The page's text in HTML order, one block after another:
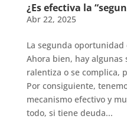
¿Es efectiva la
Abr 22, 2025
La segunda
Ahora bien, hay algunas
ralentiza o se complica,
Por consiguiente,
mecanismo efectivo y
todo, si tiene deuda...